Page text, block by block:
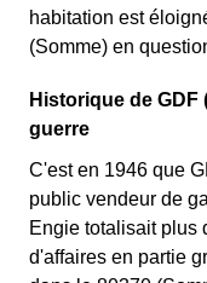
habitation est
(Somme) en
Historique de GDF
guerre
C'est en 1946 que
public vendeur de
Engie totalisait plus
d'affaires en partie